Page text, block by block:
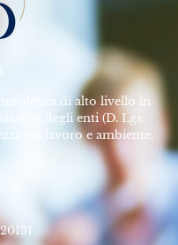
di alto livello in
degli enti (D. Lgs.
sul lavoro e ambiente.